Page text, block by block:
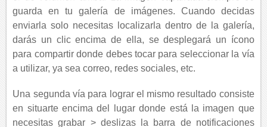
guarda en tu galería de imágenes. Cuando decidas
enviarla solo necesitas localizarla dentro de la galería,
darás un clic encima de ella, se desplegará un ícono
para compartir donde debes tocar para seleccionar la vía
a utilizar, ya sea correo, redes sociales, etc.
Una segunda vía para lograr el mismo resultado consiste
en situarte encima del lugar donde está la imagen que
necesitas grabar > deslizas la barra de notificaciones